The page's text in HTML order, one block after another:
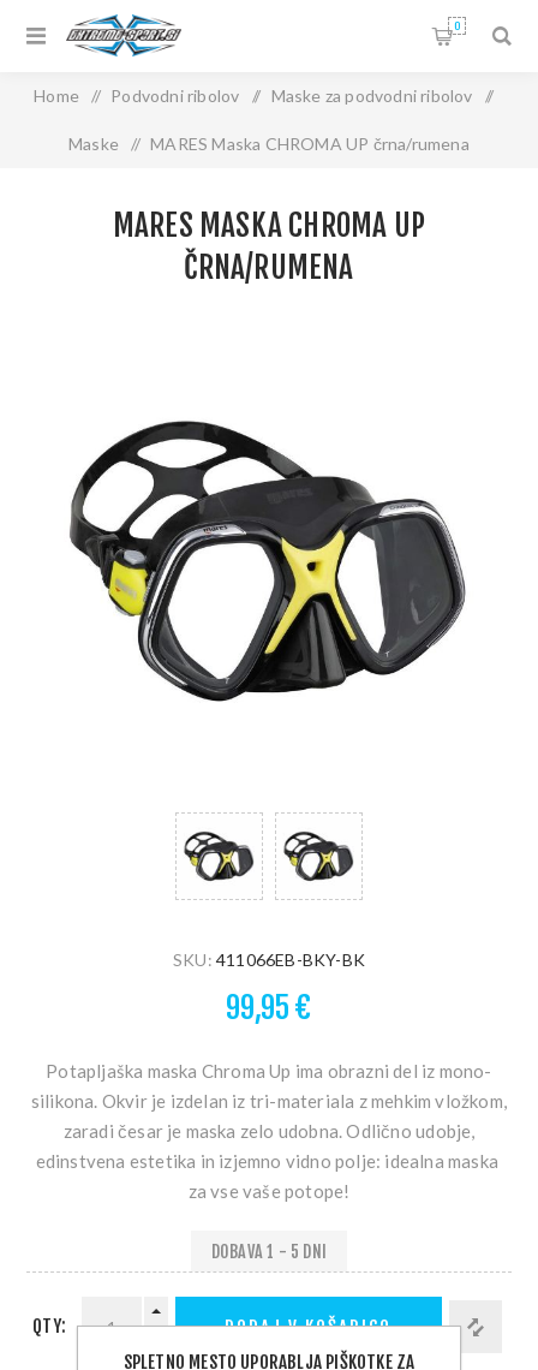
0
Home / Podvodni ribolov / Maske za podvodni ribolov /
Maske / MARES Maska CHROMA UP črna/rumena
MARES MASKA CHROMA UP
ČRNA/RUMENA
SKU: 411066EB-BKY-BK
99,95 €
Potapljaška maska ​​Chroma Up ima obrazni del iz mono-
silikona. Okvir je izdelan iz tri-materiala z mehkim vložkom,
zaradi česar je maska ​​zelo udobna. Odlično udobje,
edinstvena estetika in izjemno vidno polje: idealna maska ​​
za vse vaše potope!
DOBAVA 1 - 5 DNI
QTY: DODAJ V KOŠARICO
SPLETNO MESTO UPORABLJA PIŠKOTKE ZA